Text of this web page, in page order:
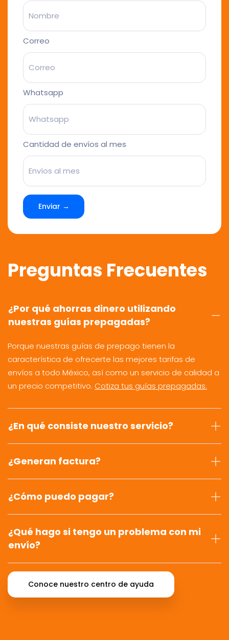
Correo
Whatsapp
Cantidad de envíos al mes
Enviar →
Preguntas Frecuentes
¿Por qué ahorras dinero utilizando
nuestras guías prepagadas?
Porque nuestras guías de prepago tienen la
característica de ofrecerte las mejores tarifas de
envíos a todo México, así como un servicio de calidad a
un precio competitivo. Cotiza tus guías prepagadas.
¿En qué consiste nuestro servicio?
¿Generan factura?
¿Cómo puedo pagar?
¿Qué hago si tengo un problema con mi
envío?
Conoce nuestro centro de ayuda